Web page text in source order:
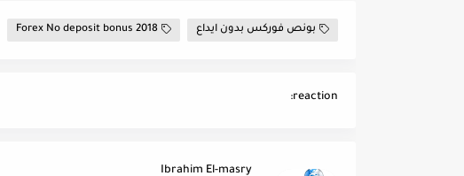
بونص فوركس بدون ايداع Forex No deposit bonus 2018
reaction:
Ibrahim El-masry